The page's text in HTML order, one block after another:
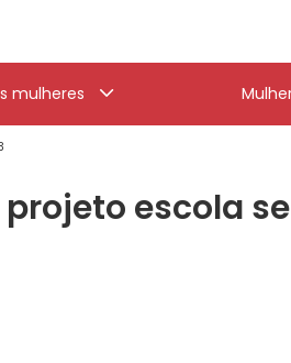
mulheres
projeto escola